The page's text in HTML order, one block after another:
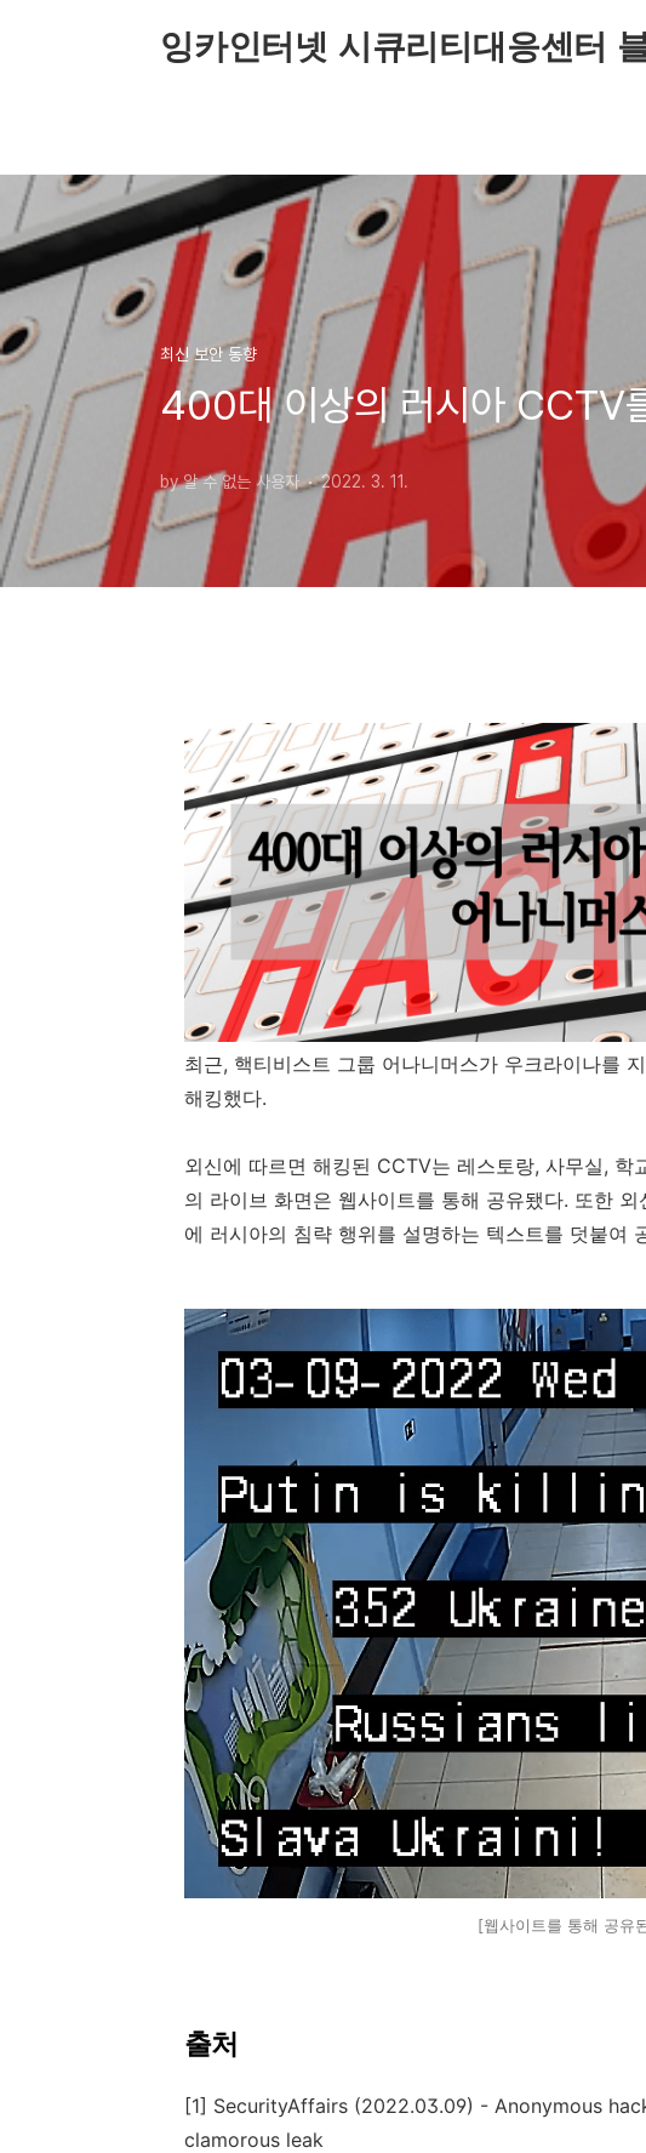
잉카인터넷 시큐리티대응센터
최신 보안 동향
400대 이상의 러시아 CCTV
by 알 수 없는 사용자 2022. 3. 11.
최근, 핵티비스트 그룹 어나니머스가 우크라이나를
해킹했다.
외신에 따르면 해킹된 CCTV는 레스토랑, 사무실, 학
의 라이브 화면은 웹사이트를 통해 공유됐다. 또한 외
에 러시아의 침략 행위를 설명하는 텍스트를 덧붙여
[웹사이트를 통해 공유
출처
[1] SecurityAffairs (2022.03.09) - Anonymous
clamorous leak